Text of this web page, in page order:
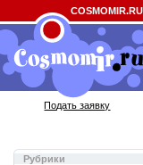
Field 'news_title' doesn't have a
Рубрики
COSMOMIR.RU
Подать заявку